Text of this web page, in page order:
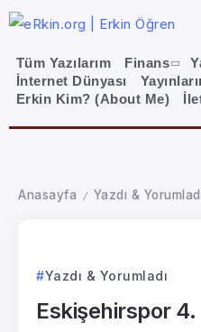
Tüm Yazılarım Finans
İnternet Dünyası
Erkin Kim? (About Me)
Anasayfa / Yazdı &
Yazdı & Yorumladı
Eskişehirspor